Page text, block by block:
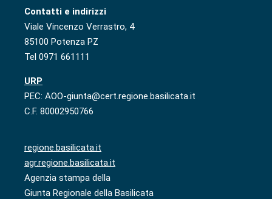
Contatti e indirizzi
Viale Vincenzo Verrastro, 4
85100 Potenza PZ
Tel 0971 661111
URP
PEC: AOO-giunta@cert.regione.basilicata.it
C.F. 80002950766
regione.basilicata.it
agr.regione.basilicata.it
Agenzia stampa della
Giunta Regionale della Basilicata